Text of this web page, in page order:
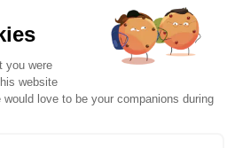
you were
website
love to be your companions during